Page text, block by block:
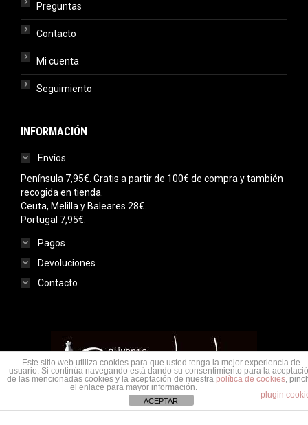
Preguntas
Contacto
Mi cuenta
Seguimiento
INFORMACIÓN
Envíos
Península 7,95€. Gratis a partir de 100€ de compra y también
recogida en tienda.
Ceuta, Melilla y Baleares 28€.
Portugal 7,95€.
Pagos
Devoluciones
Contacto
Menu legal
Este sitio web utiliza cookies para que usted tenga la mejor experiencia de
usuario. Si continúa navegando está dando su consentimiento para la
de las mencionadas cookies y la aceptación de nuestra política de cookies,
el enlace para mayor información.
plugin
ACEPTAR